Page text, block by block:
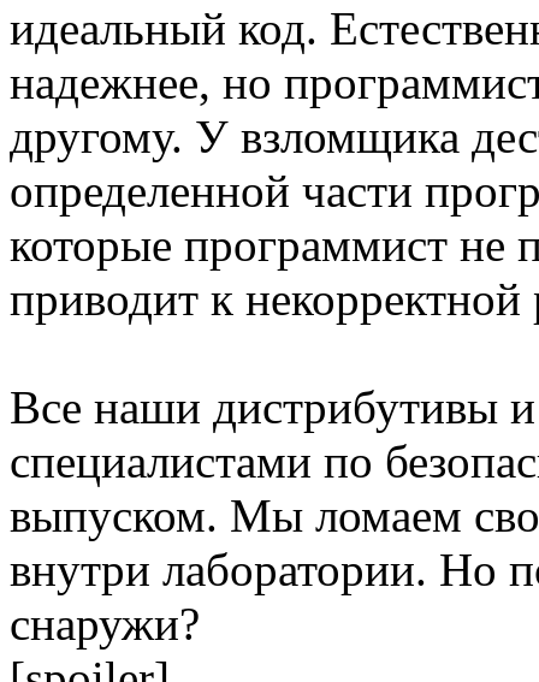
идеальный код.
надежнее, но
другому. У взломщика
определенной части
которые программист не
приводит к
Все наши дистрибутивы
специалистами по
выпуском. Мы ломаем
внутри лаборатории. Но
снаружи?